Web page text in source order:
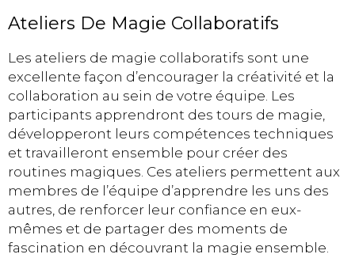
Ateliers De Magie Collaboratifs
Les ateliers de magie collaboratifs sont une
excellente façon d’encourager la créativité et la
collaboration au sein de votre équipe. Les
participants apprendront des tours de magie,
développeront leurs compétences techniques
et travailleront ensemble pour créer des
routines magiques. Ces ateliers permettent aux
membres de l’équipe d’apprendre les uns des
autres, de renforcer leur confiance en eux-
mêmes et de partager des moments de
fascination en découvrant la magie ensemble.